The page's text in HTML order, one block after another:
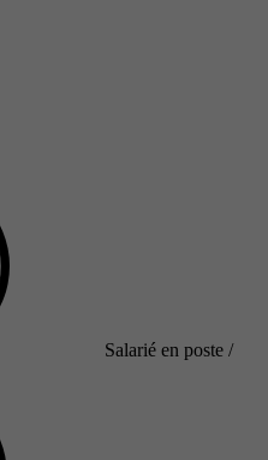
Salarié en poste /